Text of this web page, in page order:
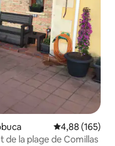
Évaluation
4,88 (165)
la plage de Comillas